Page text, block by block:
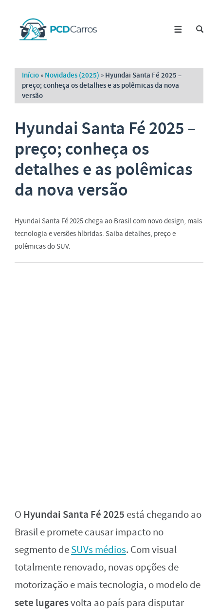
Início » Novidades (2025) » Hyundai Santa Fé 2025 –
preço; conheça os detalhes e as polêmicas da nova
versão
Hyundai Santa Fé 2025 –
preço; conheça os
detalhes e as polêmicas
da nova versão
Hyundai Santa Fé 2025 chega ao Brasil com novo design, mais
tecnologia e versões híbridas. Saiba detalhes, preço e
polêmicas do SUV.
O Hyundai Santa Fé 2025 está chegando ao
Brasil e promete causar impacto no
segmento deSUVs médios. Com visual
totalmente renovado, novas opções de
motorização e mais tecnologia, o modelo de
sete lugaresvolta ao país para disputar